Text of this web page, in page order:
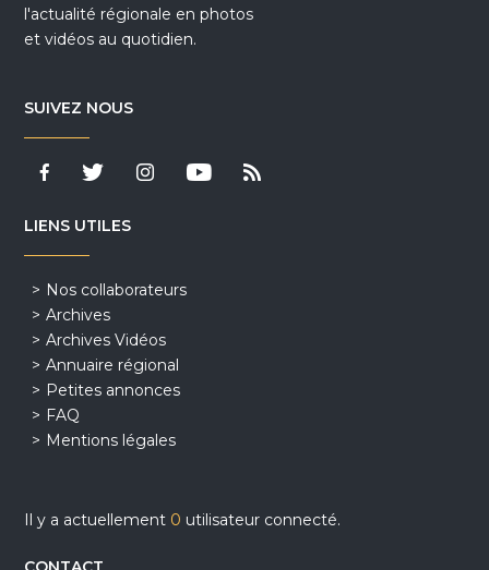
l'actualité régionale en photos
et vidéos au quotidien.
SUIVEZ NOUS
LIENS UTILES
Nos collaborateurs
Archives
Archives Vidéos
Annuaire régional
Petites annonces
FAQ
Mentions légales
Il y a actuellement 0 utilisateur connecté.